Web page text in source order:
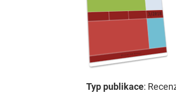
Typ publikace: